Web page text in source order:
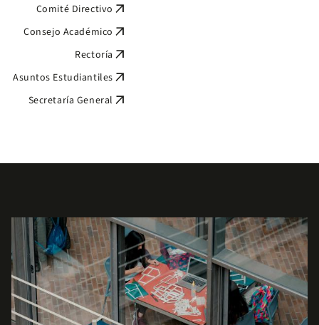
Comité Directivo arrow_outward
Consejo Académico arrow_outward
Rectoría arrow_outward
Asuntos Estudiantiles arrow_outward
Secretaría General arrow_outward